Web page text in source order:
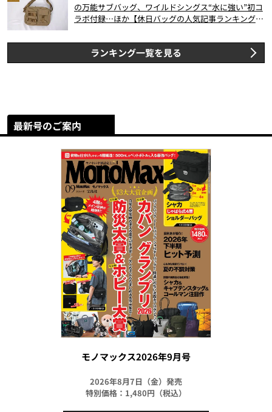
の万能サブバッグ、ワイルドシングス“水に強い”初コ
ラボ付録…ほか【休日バッグの人気記事ランキングベ
ランキング一覧を見る
最新号のご案内
モノマックス2026年9月号
2026年8月7日（金）発売
特別価格：1,480円（税込）